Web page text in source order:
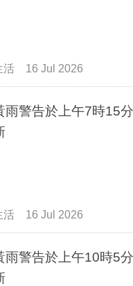
活 16 Jul 2026
雨警告於上午7時15
活 16 Jul 2026
雨警告於上午10時5